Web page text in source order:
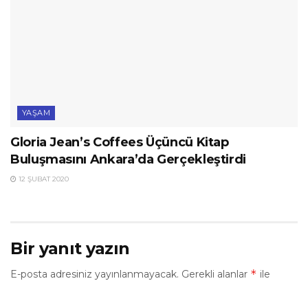
YAŞAM
Gloria Jean’s Coffees Üçüncü Kitap
Buluşmasını Ankara’da Gerçekleştirdi
12 ŞUBAT 2020
Bir yanıt yazın
E-posta adresiniz yayınlanmayacak. Gerekli alanlar * ile